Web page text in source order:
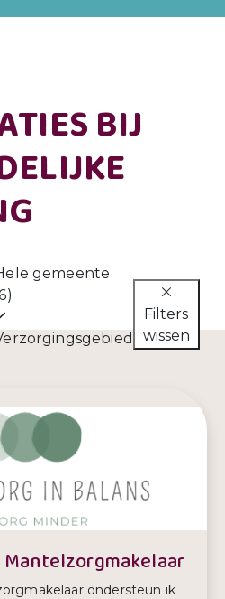
BIJ
gemeente
Filters
wissen
Mantelzorgmakelaar
ondersteun ik